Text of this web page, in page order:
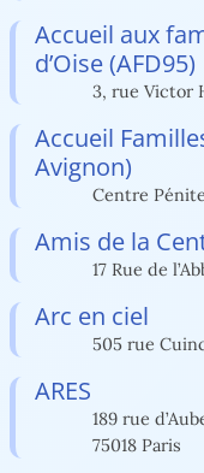
Accueil aux
d’Oise (AFD95)
3, rue Victor
Accueil
Avignon)
Centre
Amis de la
17 Rue de
Arc en ciel
505 rue
ARES
189 rue
75018 Paris